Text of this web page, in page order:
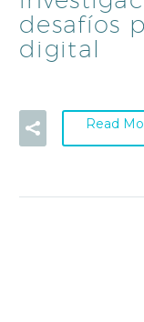
desafíos
digital
Read